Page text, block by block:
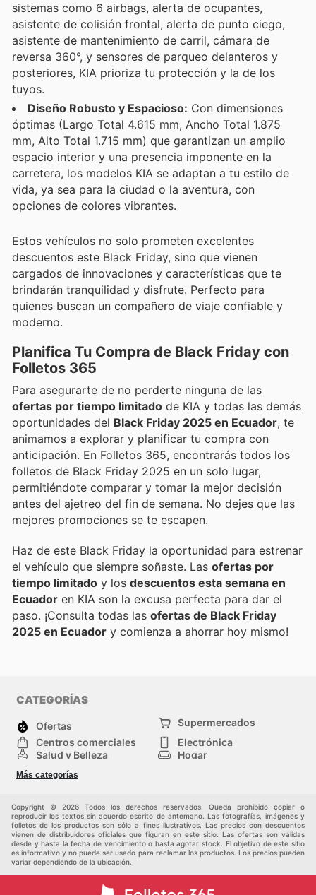
sistemas como 6 airbags, alerta de ocupantes,
asistente de colisión frontal, alerta de punto ciego,
asistente de mantenimiento de carril, cámara de
reversa 360°, y sensores de parqueo delanteros y
posteriores, KIA prioriza tu protección y la de los
tuyos.
Diseño Robusto y Espacioso: Con dimensiones
óptimas (Largo Total 4.615 mm, Ancho Total 1.875
mm, Alto Total 1.715 mm) que garantizan un amplio
espacio interior y una presencia imponente en la
carretera, los modelos KIA se adaptan a tu estilo de
vida, ya sea para la ciudad o la aventura, con
opciones de colores vibrantes.
Estos vehículos no solo prometen excelentes
descuentos este Black Friday, sino que vienen
cargados de innovaciones y características que te
brindarán tranquilidad y disfrute. Perfecto para
quienes buscan un compañero de viaje confiable y
moderno.
Planifica Tu Compra de Black Friday con
Folletos 365
Para asegurarte de no perderte ninguna de las
ofertas por tiempo limitado de KIA y todas las demás
oportunidades del Black Friday 2025 en Ecuador, te
animamos a explorar y planificar tu compra con
anticipación. En Folletos 365, encontrarás todos los
folletos de Black Friday 2025 en un solo lugar,
permitiéndote comparar y tomar la mejor decisión
antes del ajetreo del fin de semana. No dejes que las
mejores promociones se te escapen.
Haz de este Black Friday la oportunidad para estrenar
el vehículo que siempre soñaste. Las ofertas por
tiempo limitado y los descuentos esta semana en
Ecuador en KIA son la excusa perfecta para dar el
paso. ¡Consulta todas las ofertas de Black Friday
2025 en Ecuador y comienza a ahorrar hoy mismo!
CATEGORÍAS
Ofertas
Supermercados
Centros comerciales
Electrónica
Salud y Belleza
Hogar
Construcción
Más categorías
Copyright © 2026 Todos los derechos reservados. Queda prohibido copiar o
reproducir los textos sin acuerdo escrito de antemano. Las fotografías, imágenes y
folletos de los productos son sólo a fines ilustrativos. Las precios con descuentos
vienen de distribuidores oficiales que figuran en este sitio. Las ofertas son válidas
desde y hasta la fecha de vencimiento o hasta agotar stock. El objetivo de este sitio
es informativo y no puede ser usado para reclamar los productos. Los precios pueden
variar dependiendo de la ubicación.